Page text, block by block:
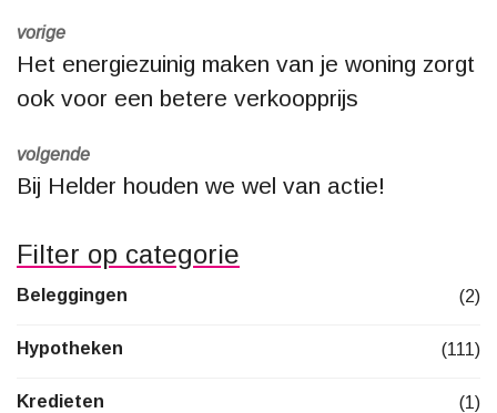
vorige
Het energiezuinig maken van je woning zorgt
ook voor een betere verkoopprijs
volgende
Bij Helder houden we wel van actie!
Filter op categorie
Beleggingen (2)
Hypotheken (111)
Kredieten (1)